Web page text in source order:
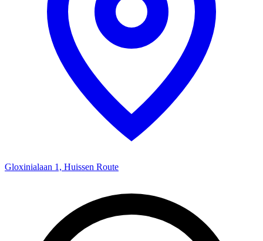
Gloxinialaan 1, Huissen Route